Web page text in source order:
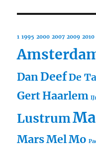
1 1995 2000 2007 2009 2010
DanDeefDe
GertHaarlem
Lustrum
MarsMelMo